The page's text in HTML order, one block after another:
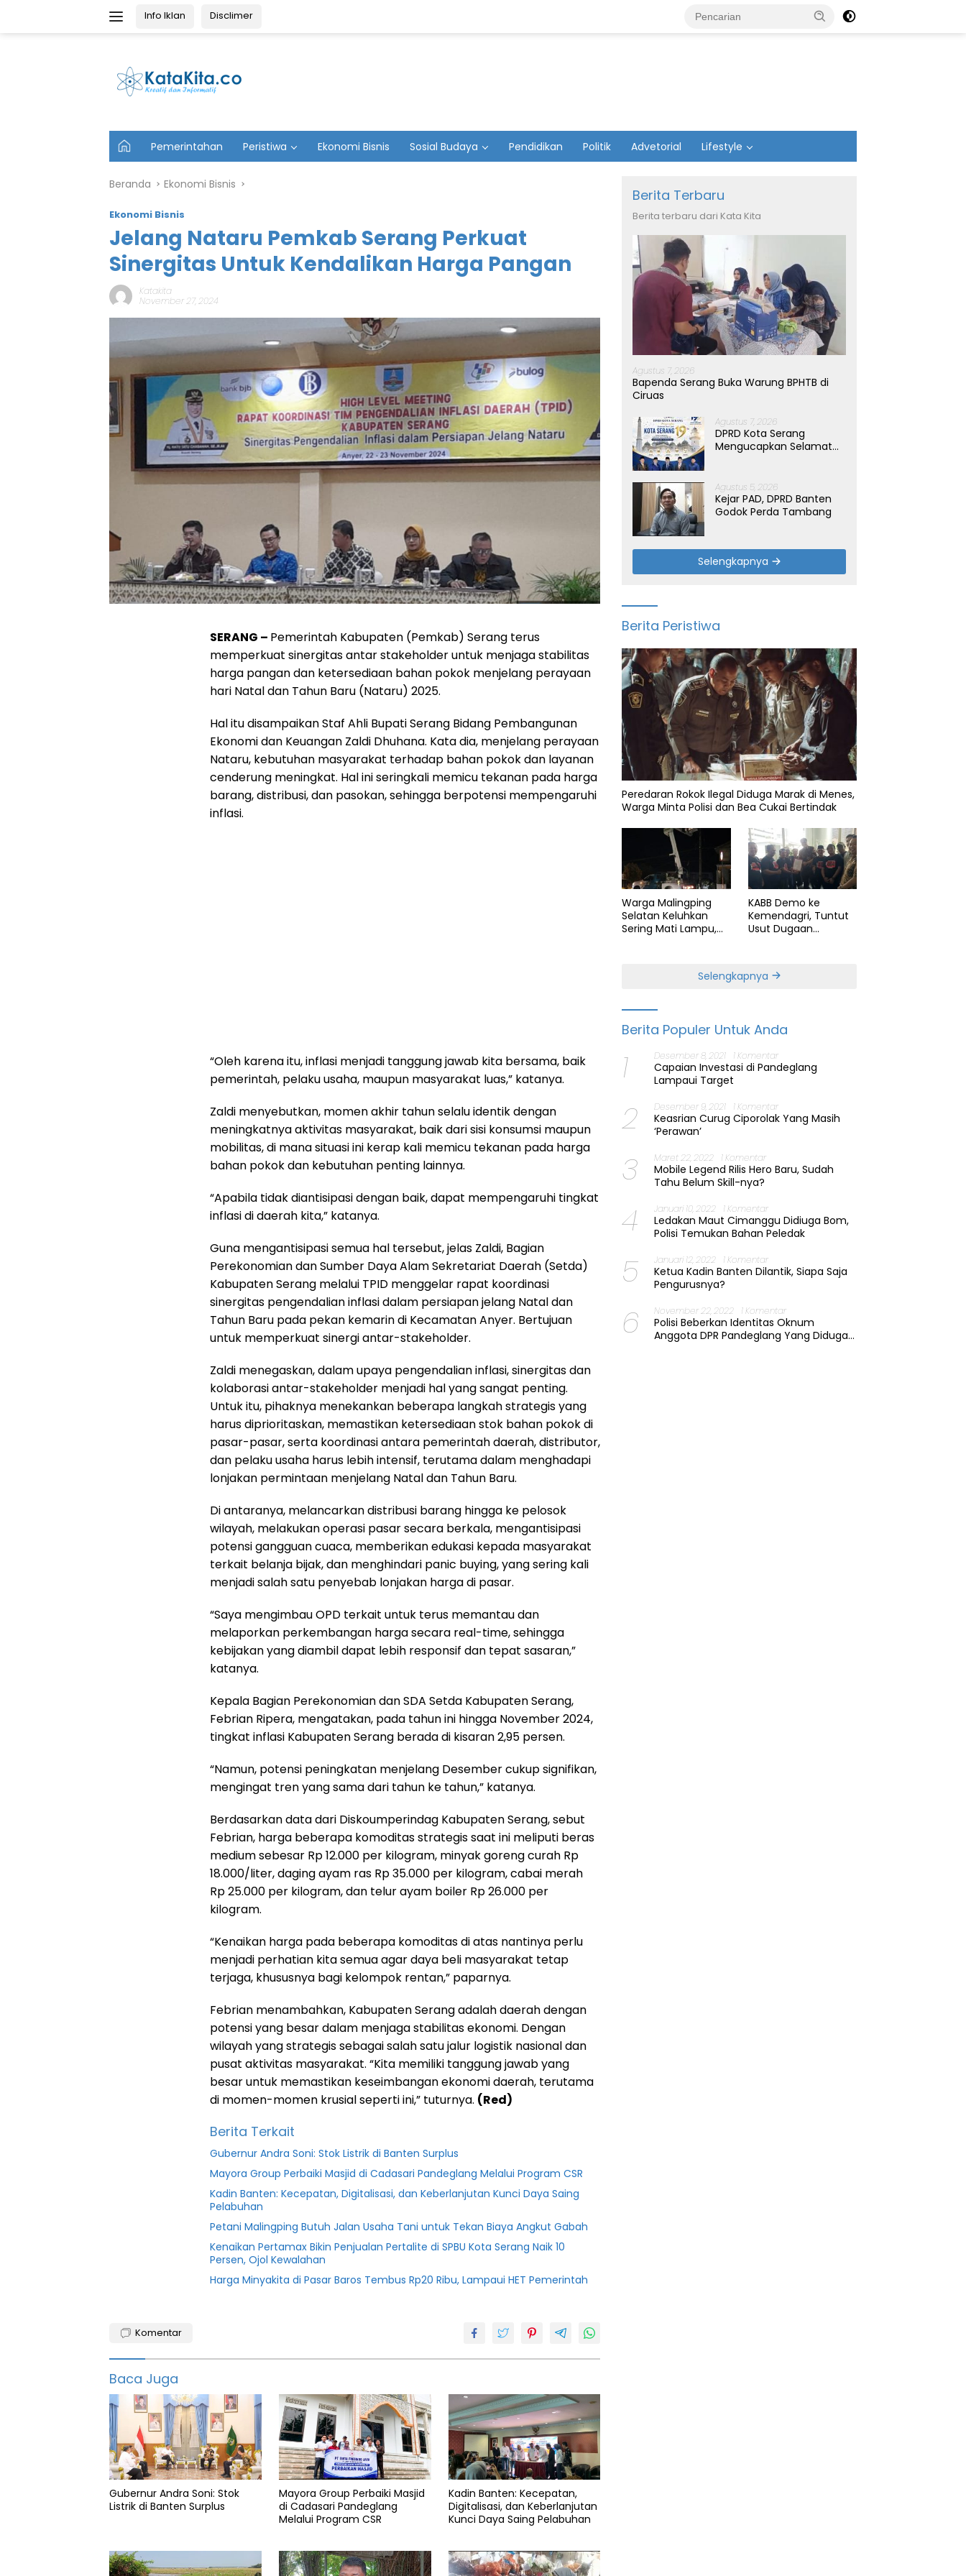
Info Iklan Disclimer
U
t
m
Pemerintahan Peristiwa Ekonomi Bisnis Sosial Budaya Pendidikan Politik Advetorial Lifestyle
Beranda Ekonomi Bisnis
Ekonomi Bisnis
Jelang Nataru Pemkab Serang Perkuat
Sinergitas Untuk Kendalikan Harga Pangan
Katakita
November 27, 2024
SERANG – Pemerintah Kabupaten (Pemkab) Serang terus
memperkuat sinergitas antar stakeholder untuk menjaga stabilitas
harga pangan dan ketersediaan bahan pokok menjelang perayaan
hari Natal dan Tahun Baru (Nataru) 2025.
Hal itu disampaikan Staf Ahli Bupati Serang Bidang Pembangunan
Ekonomi dan Keuangan Zaldi Dhuhana. Kata dia, menjelang perayaan
Nataru, kebutuhan masyarakat terhadap bahan pokok dan layanan
cenderung meningkat. Hal ini seringkali memicu tekanan pada harga
barang, distribusi, dan pasokan, sehingga berpotensi mempengaruhi
inflasi.
“Oleh karena itu, inflasi menjadi tanggung jawab kita bersama, baik
pemerintah, pelaku usaha, maupun masyarakat luas,” katanya.
Zaldi menyebutkan, momen akhir tahun selalu identik dengan
meningkatnya aktivitas masyarakat, baik dari sisi konsumsi maupun
mobilitas, di mana situasi ini kerap kali memicu tekanan pada harga
bahan pokok dan kebutuhan penting lainnya.
“Apabila tidak diantisipasi dengan baik, dapat mempengaruhi tingkat
inflasi di daerah kita,” katanya.
Guna mengantisipasi semua hal tersebut, jelas Zaldi, Bagian
Perekonomian dan Sumber Daya Alam Sekretariat Daerah (Setda)
Kabupaten Serang melalui TPID menggelar rapat koordinasi
sinergitas pengendalian inflasi dalam persiapan jelang Natal dan
Tahun Baru pada pekan kemarin di Kecamatan Anyer. Bertujuan
untuk memperkuat sinergi antar-stakeholder.
Zaldi menegaskan, dalam upaya pengendalian inflasi, sinergitas dan
kolaborasi antar-stakeholder menjadi hal yang sangat penting.
Untuk itu, pihaknya menekankan beberapa langkah strategis yang
harus diprioritaskan, memastikan ketersediaan stok bahan pokok di
pasar-pasar, serta koordinasi antara pemerintah daerah, distributor,
dan pelaku usaha harus lebih intensif, terutama dalam menghadapi
lonjakan permintaan menjelang Natal dan Tahun Baru.
Di antaranya, melancarkan distribusi barang hingga ke pelosok
wilayah, melakukan operasi pasar secara berkala, mengantisipasi
potensi gangguan cuaca, memberikan edukasi kepada masyarakat
terkait belanja bijak, dan menghindari panic buying, yang sering kali
menjadi salah satu penyebab lonjakan harga di pasar.
“Saya mengimbau OPD terkait untuk terus memantau dan
melaporkan perkembangan harga secara real-time, sehingga
kebijakan yang diambil dapat lebih responsif dan tepat sasaran,”
katanya.
Kepala Bagian Perekonomian dan SDA Setda Kabupaten Serang,
Febrian Ripera, mengatakan, pada tahun ini hingga November 2024,
tingkat inflasi Kabupaten Serang berada di kisaran 2,95 persen.
“Namun, potensi peningkatan menjelang Desember cukup signifikan,
mengingat tren yang sama dari tahun ke tahun,” katanya.
Berdasarkan data dari Diskoumperindag Kabupaten Serang, sebut
Febrian, harga beberapa komoditas strategis saat ini meliputi beras
medium sebesar Rp 12.000 per kilogram, minyak goreng curah Rp
18.000/liter, daging ayam ras Rp 35.000 per kilogram, cabai merah
Rp 25.000 per kilogram, dan telur ayam boiler Rp 26.000 per
kilogram.
“Kenaikan harga pada beberapa komoditas di atas nantinya perlu
menjadi perhatian kita semua agar daya beli masyarakat tetap
terjaga, khususnya bagi kelompok rentan,” paparnya.
Febrian menambahkan, Kabupaten Serang adalah daerah dengan
potensi yang besar dalam menjaga stabilitas ekonomi. Dengan
wilayah yang strategis sebagai salah satu jalur logistik nasional dan
pusat aktivitas masyarakat. “Kita memiliki tanggung jawab yang
besar untuk memastikan keseimbangan ekonomi daerah, terutama
di momen-momen krusial seperti ini,” tuturnya. (Red)
Berita Terkait
Gubernur Andra Soni: Stok Listrik di Banten Surplus
Mayora Group Perbaiki Masjid di Cadasari Pandeglang Melalui Program CSR
Kadin Banten: Kecepatan, Digitalisasi, dan Keberlanjutan Kunci Daya Saing
Pelabuhan
Petani Malingping Butuh Jalan Usaha Tani untuk Tekan Biaya Angkut Gabah
Kenaikan Pertamax Bikin Penjualan Pertalite di SPBU Kota Serang Naik 10
Persen, Ojol Kewalahan
Harga Minyakita di Pasar Baros Tembus Rp20 Ribu, Lampaui HET Pemerintah
Nasional
Natal
Nataru
Pangan
serang
Komentar
Baca Juga
Gubernur Andra Soni: Stok
Listrik di Banten Surplus
Mayora Group Perbaiki Masjid
di Cadasari Pandeglang
Melalui Program CSR
Kadin Banten: Kecepatan,
Digitalisasi, dan Keberlanjutan
Kunci Daya Saing Pelabuhan
Berita Terbaru
Berita terbaru dari Kata Kita
Agustus 7, 2026
Bapenda Serang Buka Warung BPHTB di
Ciruas
Agustus 7, 2026
DPRD Kota Serang
Mengucapkan Selamat
Agustus 5, 2026
Kejar PAD, DPRD Banten
Godok Perda Tambang
Selengkapnya
Berita Peristiwa
Peredaran Rokok Ilegal Diduga Marak di Menes,
Warga Minta Polisi dan Bea Cukai Bertindak
Warga Malingping
Selatan Keluhkan
Sering Mati Lampu,
KABB Demo ke
Kemendagri, Tuntut
Usut Dugaan
Selengkapnya
Berita Populer Untuk Anda
1 Desember 8, 2021 1 Komentar
Capaian Investasi di Pandeglang
Lampaui Target
2 Desember 9, 2021 1 Komentar
Keasrian Curug Ciporolak Yang Masih
‘Perawan’
3 Maret 22, 2022 1 Komentar
Mobile Legend Rilis Hero Baru, Sudah
Tahu Belum Skill-nya?
4 Januari 10, 2022 1 Komentar
Ledakan Maut Cimanggu Didiuga Bom,
Polisi Temukan Bahan Peledak
5 Januari 12, 2022 1 Komentar
Ketua Kadin Banten Dilantik, Siapa Saja
Pengurusnya?
6 November 22, 2022 1 Komentar
Polisi Beberkan Identitas Oknum
Anggota DPR Pandeglang Yang Diduga